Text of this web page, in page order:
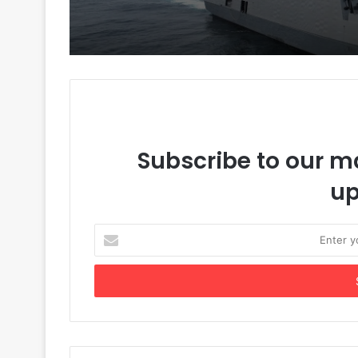
ક્ષમતા, ઇન્ડિયા બુક ઑફ
બનાવી જગ્યા
Subscribe to our
your
Email